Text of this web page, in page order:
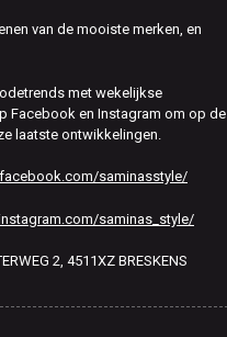
van de mooiste merken, en
met wekelijkse
Facebook en Instagram om op de
laatste ontwikkelingen.
saminasstyle/
saminas_style/
2, 4511XZ BRESKENS